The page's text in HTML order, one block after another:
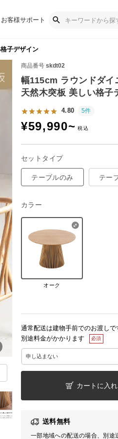
お客様サポート
子デザイン
商品番号 skdt02
幅115cm ラウンドダイ
天然木突板 美しい格子
4.80 5件
¥59,990~
セットタイプ
テーブルのみ テー
カラー
オーク
通常配送は建物手前でのお渡し
別途料金がかかります
カートに入れ
送料無料
一部地域への配送の場合、別途